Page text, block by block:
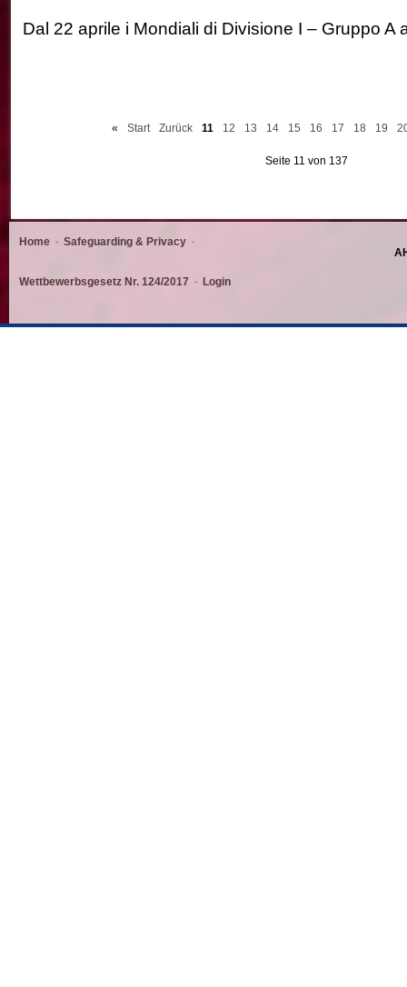
Dal 22 aprile i Mondiali di Divisione I – Gruppo A
« Start Zurück 11 12 13 14 15 16 17 18 19
Seite 11 von 137
Home Safeguarding & Privacy
Wettbewerbsgesetz Nr. 124/2017 Login